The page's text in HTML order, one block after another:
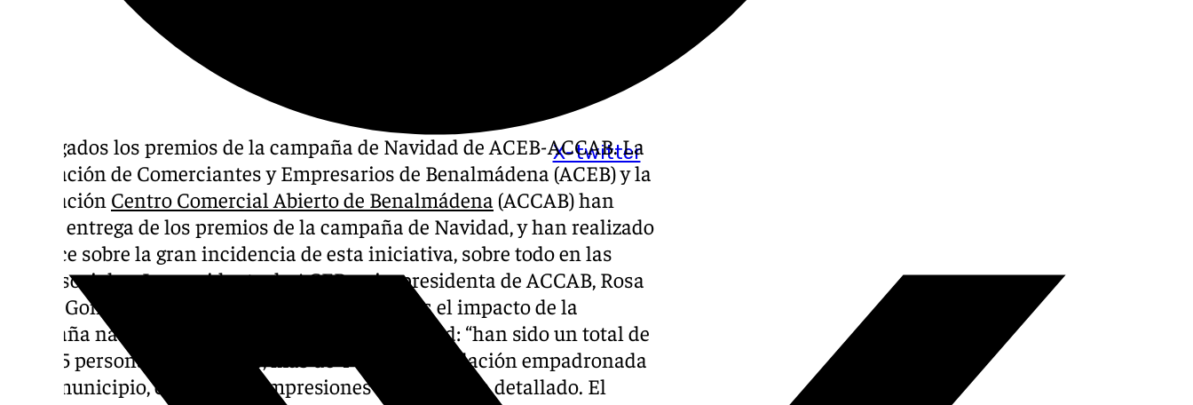
X-twitter
Entregados los premios de la campaña de Navidad de ACEB-ACCAB. La
Asociación de Comerciantes y Empresarios de Benalmádena (ACEB) y la
Asociación Centro Comercial Abierto de Benalmádena (ACCAB) han
hecho entrega de los premios de la campaña de Navidad, y han realizado
balance sobre la gran incidencia de esta iniciativa, sobre todo en las
redes sociales. La presidenta de ACEB y vicepresidenta de ACCAB, Rosa
María González Rubia, ha resaltado un año más el impacto de la
campaña navideña, bajo el título #FelizBenalvidad: “han sido un total de
287.145 personas alcanzadas, más de 4 veces la población empadronada
en el municipio, con 816.910 impresiones logradas”, ha detallado. El